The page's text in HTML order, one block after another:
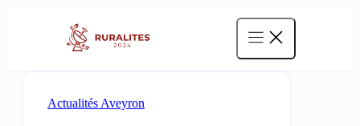
Actualités Aveyron